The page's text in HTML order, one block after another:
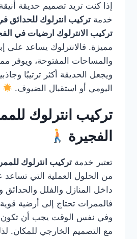
إذا كنت تريد تصميم حديقة
خدمة تركيب انترلوك للحدائق
تركيب الانترلوك ارضيات في
مميزة. فالانترلوك يساعد على
والمساحات المفتوحة، ويوفر
ويجعل الحديقة أكثر ترتيبًا
اليومي أو استقبال الضيوف.
تركيب انترلوك
الفجيرة
تعتبر خدمة تركيب انترلوك
من الحلول العملية التي تساعد
داخل المنازل والفلل والحدائق
فالممرات تحتاج إلى أرضية
وفي نفس الوقت يجب أن تكون
مع التصميم الخارجي للمكان.